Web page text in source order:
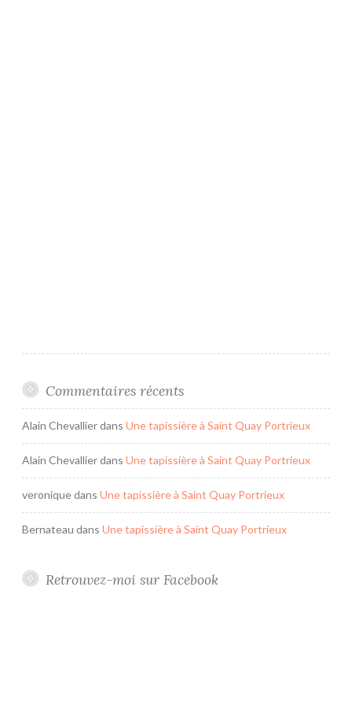
Commentaires récents
Alain Chevallierdans Une tapissière à Saint Quay Portrieux
Alain Chevallierdans Une tapissière à Saint Quay Portrieux
veroniquedans Une tapissière à Saint Quay Portrieux
Bernateau dans Une tapissière à Saint Quay Portrieux
Retrouvez-moi sur Facebook